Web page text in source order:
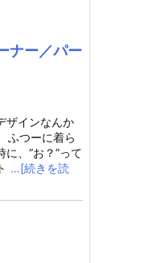
ナー／パー
ザインなんか
ふつーに着ら
、”お？”って
…[続きを読